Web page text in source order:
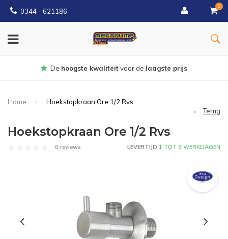
0344 - 621186
0
Gratisbezorgd vanaf € 150
Home
Hoekstopkraan Ore 1/2 Rvs
Terug
Hoekstopkraan Ore 1/2 Rvs
0 reviews LEVERTIJD 1 TOT 3 WERKDAGEN